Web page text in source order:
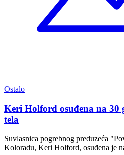
Ostalo
Keri Holford osuđena na 30
tela
Suvlasnica pogrebnog preduzeća
Koloradu, Keri Holford, osuđena je